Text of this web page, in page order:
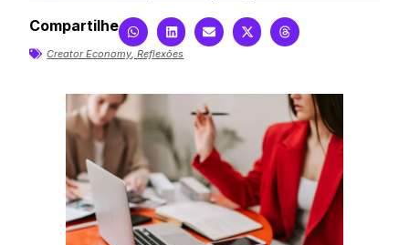
Compartilhe
Creator Economy ,Reflexões